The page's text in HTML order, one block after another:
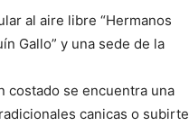
al aire libre “Hermanos
Gallo” y una sede de la
costado se encuentra una
canicas o subirte